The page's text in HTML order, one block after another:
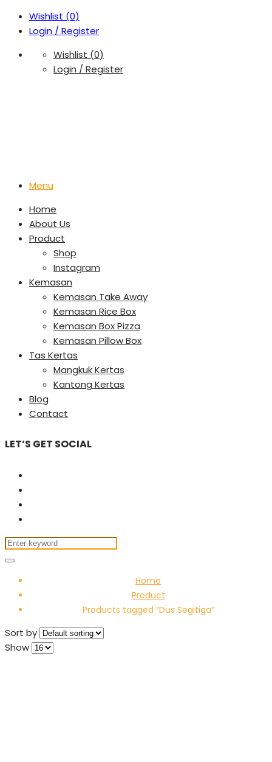
Wishlist (0)
Login / Register
Wishlist (0)
Login / Register
Menu
Home
About Us
Product
Shop
Instagram
Kemasan
Kemasan Take Away
Kemasan Rice Box
Kemasan Box Pizza
Kemasan Pillow Box
Tas Kertas
Mangkuk Kertas
Kantong Kertas
Blog
Contact
LET’S GET SOCIAL
Home
Product
Products tagged “Dus Segitiga”
Sort by
Show